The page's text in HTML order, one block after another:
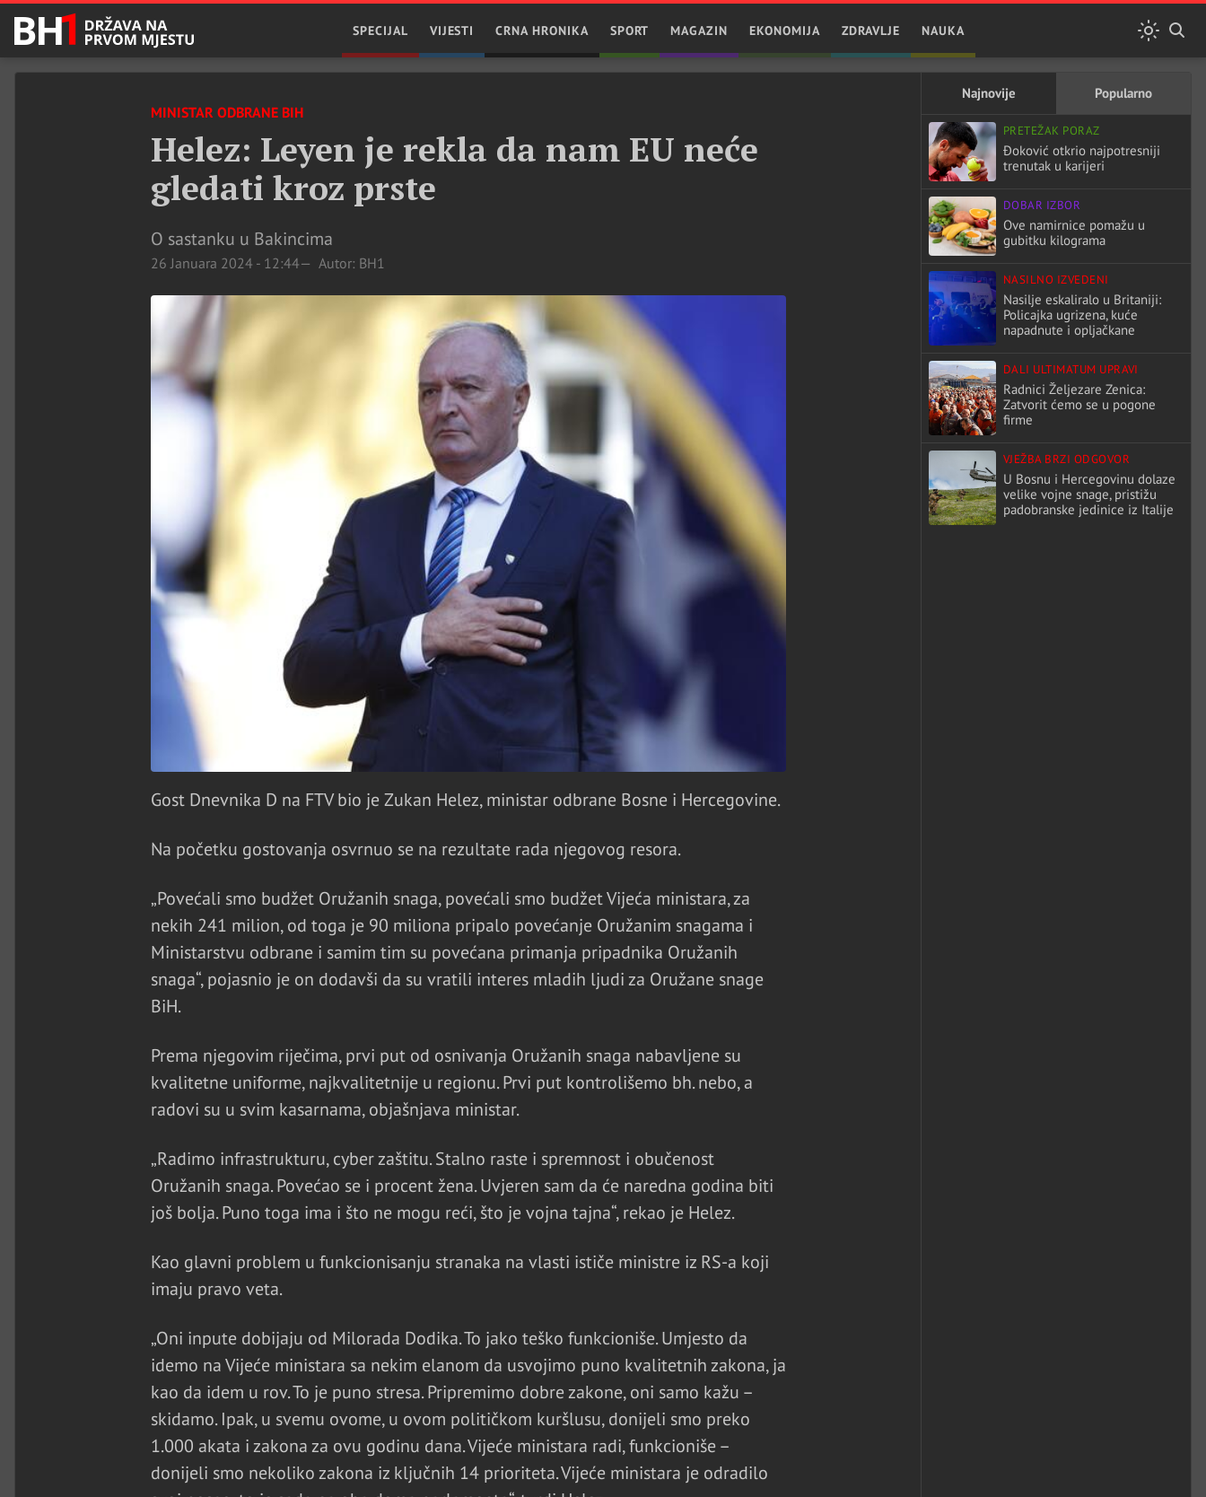
SPECIJAL VIJESTI CRNA HRONIKA SPORT MAGAZIN EKONOMIJA ZDRAVLJE NAUKA
MINISTAR ODBRANE BIH
Helez: Leyen je rekla da nam EU neće
gledati kroz prste
O sastanku u Bakincima
26 Januara 2024 - 12:44 Autor: BH1
Gost Dnevnika D na FTV bio je Zukan Helez, ministar odbrane Bosne i Hercegovine.
Na početku gostovanja osvrnuo se na rezultate rada njegovog resora.
„Povećali smo budžet Oružanih snaga, povećali smo budžet Vijeća ministara, za
nekih 241 milion, od toga je 90 miliona pripalo povećanje Oružanim snagama i
Ministarstvu odbrane i samim tim su povećana primanja pripadnika Oružanih
snaga“, pojasnio je on dodavši da su vratili interes mladih ljudi za Oružane snage
BiH.
Prema njegovim riječima, prvi put od osnivanja Oružanih snaga nabavljene su
kvalitetne uniforme, najkvalitetnije u regionu. Prvi put kontrolišemo bh. nebo, a
radovi su u svim kasarnama, objašnjava ministar.
„Radimo infrastrukturu, cyber zaštitu. Stalno raste i spremnost i obučenost
Oružanih snaga. Povećao se i procent žena. Uvjeren sam da će naredna godina biti
još bolja. Puno toga ima i što ne mogu reći, što je vojna tajna“, rekao je Helez.
Kao glavni problem u funkcionisanju stranaka na vlasti ističe ministre iz RS-a koji
imaju pravo veta.
„Oni inpute dobijaju od Milorada Dodika. To jako teško funkcioniše. Umjesto da
idemo na Vijeće ministara sa nekim elanom da usvojimo puno kvalitetnih zakona, ja
kao da idem u rov. To je puno stresa. Pripremimo dobre zakone, oni samo kažu –
skidamo. Ipak, u svemu ovome, u ovom političkom kuršlusu, donijeli smo preko
1.000 akata i zakona za ovu godinu dana. Vijeće ministara radi, funkcioniše –
donijeli smo nekoliko zakona iz ključnih 14 prioriteta. Vijeće ministara je odradilo
Najnovije Popularno
PRETEŽAK PORAZ
Đoković otkrio najpotresniji
trenutak u karijeri
DOBAR IZBOR
Ove namirnice pomažu u
gubitku kilograma
NASILNO IZVEDENI
Nasilje eskaliralo u Britaniji:
Policajka ugrizena, kuće
napadnute i opljačkane
DALI ULTIMATUM UPRAVI
Radnici Željezare Zenica:
Zatvorit ćemo se u pogone
firme
VJEŽBA BRZI ODGOVOR
U Bosnu i Hercegovinu dolaze
velike vojne snage, pristižu
padobranske jedinice iz Italije